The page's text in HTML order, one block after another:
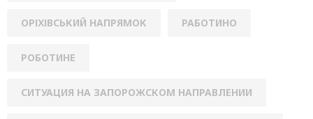
ОРІХІВСЬКИЙ НАПРЯМОК РАБОТИНО
РОБОТИНЕ
СИТУАЦИЯ НА ЗАПОРОЖСКОМ НАПРАВЛЕНИИ